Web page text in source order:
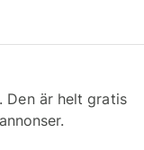
Den är helt gratis